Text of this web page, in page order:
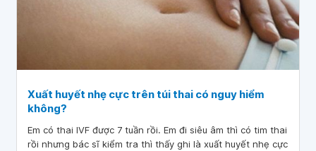
Xuất huyết nhẹ cực trên túi thai có nguy hiểm
không?
Em có thai IVF được 7 tuần rồi. Em đi siêu âm thì có tim thai
rồi nhưng bác sĩ kiểm tra thì thấy ghi là xuất huyết nhẹ cực